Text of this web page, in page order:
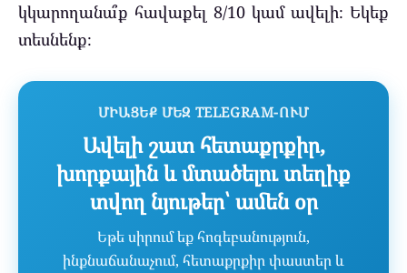
կկարողանա՞ք հավաքել 8/10 կամ ավելի։ Եկեք
տեսնենք։
ՄԻԱՑԵՔ ՄԵԶ TELEGRAM-ՈՒՄ
Ավելի շատ հետաքրքիր,
խորքային և մտածելու տեղիք
տվող նյութեր՝ ամեն օր
Եթե սիրում եք հոգեբանություն,
ինքնաճանաչում, հետաքրքիր փաստեր և